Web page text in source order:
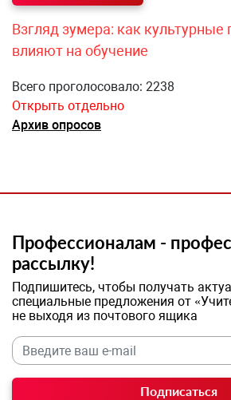
Взгляд зумера: как культурные
влияют на обучение
Всего проголосовало: 2238
Открыть отдельно
Архив опросов
Профессионалам -
рассылку!
Подпишитесь, чтобы получать
специальные предложения от
не выходя из почтового ящика
Подписаться